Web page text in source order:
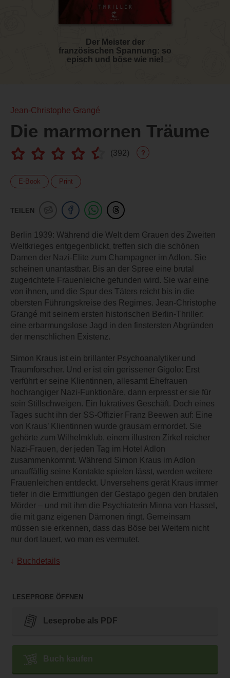
Der Meister der
französischen Spannung: so
episch und böse wie nie!
Jean-Christophe Grangé
Die marmornen Träume
(392) ?
E-Book Print
TEILEN
Berlin 1939: Während die Welt dem Grauen des Zweiten
Weltkrieges entgegenblickt, treffen sich die schönen
Damen der Nazi-Elite zum Champagner im Adlon. Sie
scheinen unantastbar. Bis an der Spree eine brutal
zugerichtete Frauenleiche gefunden wird. Sie war eine
von ihnen, und die Spur des Täters reicht bis in die
obersten Führungskreise des Regimes. Jean-Christophe
Grangé mit seinem ersten historischen Berlin-Thriller:
eine erbarmungslose Jagd in den finstersten Abgründen
der menschlichen Existenz.
Simon Kraus ist ein brillanter Psychoanalytiker und
Traumforscher. Und er ist ein gerissener Gigolo: Erst
verführt er seine Klientinnen, allesamt Ehefrauen
hochrangiger Nazi-Funktionäre, dann erpresst er sie für
sein Stillschweigen. Ein lukratives Geschäft. Doch eines
Tages sucht ihn der SS-Offizier Franz Beewen auf: Eine
von Kraus’ Klientinnen wurde grausam ermordet. Sie
gehörte zum Wilhelmklub, einem illustren Zirkel reicher
Nazi-Frauen, der jeden Tag im Hotel Adlon
zusammenkommt. Während Simon Kraus im Adlon
unauffällig seine Kontakte spielen lässt, werden weitere
Frauenleichen entdeckt. Unversehens gerät Kraus immer
tiefer in die Ermittlungen der Gestapo gegen den brutalen
Mörder – und mit ihm die Psychiaterin Minna von Hassel,
die mit ganz eigenen Dämonen ringt. Gemeinsam
müssen sie erkennen, dass das Böse bei Weitem nicht
nur dort lauert, wo man es vermutet.
Buchdetails
LESEPROBE ÖFFNEN
Leseprobe als PDF
Buch kaufen